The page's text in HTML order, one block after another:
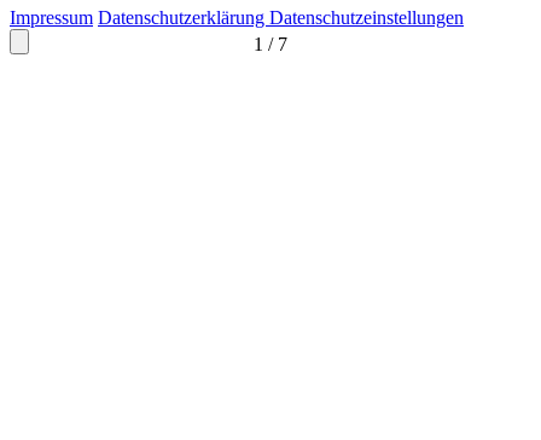
1 / 7
Impressum Datenschutzerklärung Datenschutzeinstellungen